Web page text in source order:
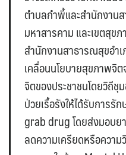
ตำบลกำพี้และสำนักงาน
มหาสารคาม และเขตสุข
สำนักงานสาธารณสุขอำ
เคลื่อนนโยบายสุขภาพจิ
จิตของประชาชนโดยวิถีชุ
ป่วยเรื้อรังให้ได้รับการรั
grab drug โดยส่งมอบย
ลดความเครียดหรือควา